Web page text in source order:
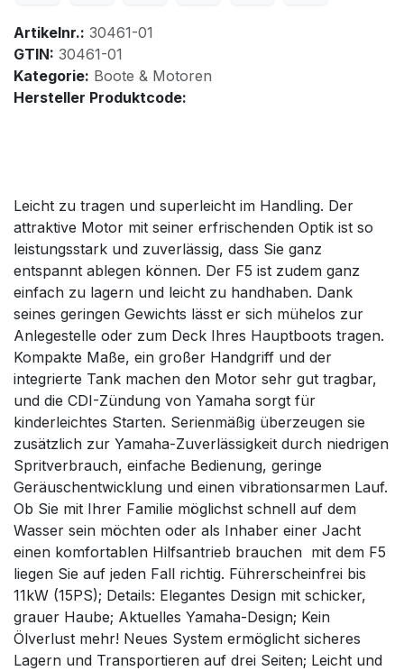
Artikelnr.: 30461-01
GTIN: 30461-01
Kategorie: Boote & Motoren
Hersteller Produktcode:
Leicht zu tragen und superleicht im Handling. Der
attraktive Motor mit seiner erfrischenden Optik ist so
leistungsstark und zuverlässig, dass Sie ganz
entspannt ablegen können. Der F5 ist zudem ganz
einfach zu lagern und leicht zu handhaben. Dank
seines geringen Gewichts lässt er sich mühelos zur
Anlegestelle oder zum Deck Ihres Hauptboots tragen.
Kompakte Maße, ein großer Handgriff und der
integrierte Tank machen den Motor sehr gut tragbar,
und die CDI-Zündung von Yamaha sorgt für
kinderleichtes Starten. Serienmäßig überzeugen sie
zusätzlich zur Yamaha-Zuverlässigkeit durch niedrigen
Spritverbrauch, einfache Bedienung, geringe
Geräuschentwicklung und einen vibrationsarmen Lauf.
Ob Sie mit Ihrer Familie möglichst schnell auf dem
Wasser sein möchten oder als Inhaber einer Jacht
einen komfortablen Hilfsantrieb brauchen  mit dem F5
liegen Sie auf jeden Fall richtig. Führerscheinfrei bis
11kW (15PS); Details: Elegantes Design mit schicker,
grauer Haube; Aktuelles Yamaha-Design; Kein
Ölverlust mehr! Neues System ermöglicht sicheres
Lagern und Transportieren auf drei Seiten; Leicht und